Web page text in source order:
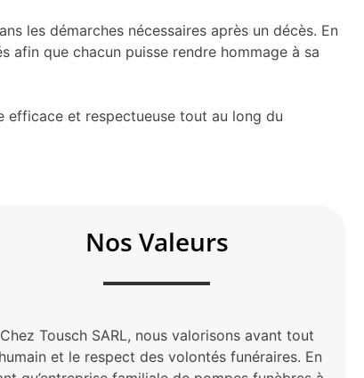
les démarches nécessaires après un décès. En
afin que chacun puisse rendre hommage à sa
efficace et respectueuse tout au long du
Nos Valeurs
Chez Tousch SARL, nous valorisons avant tout
et le respect des volontés funéraires. En